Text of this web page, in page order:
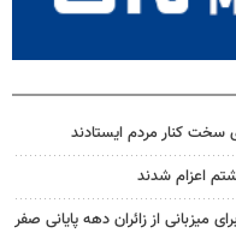
سخت کنار مردم ایستادند
از زائران دهه پایانی صفر